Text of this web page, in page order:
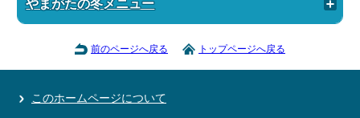
やまがたの冬メニュー
前のページへ戻る トップページへ戻る
このホームページについて